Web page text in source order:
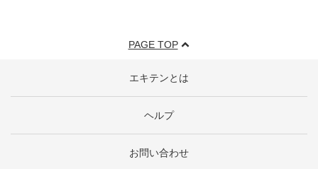
PAGE TOP
エキテンとは
ヘルプ
お問い合わせ